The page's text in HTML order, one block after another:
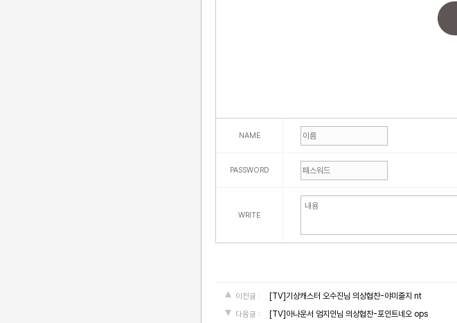
NAME
PASSWORD
WRITE
이전글 : [TV]기상캐스터 오수진님 의상협찬-야미줄지 nt
다음글 : [TV]아나운서 엄지인님 의상협찬-포인트네오 ops